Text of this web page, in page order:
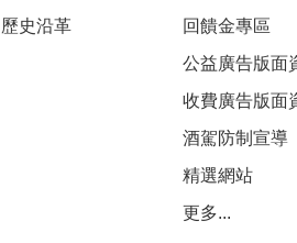
歷史沿革
回饋金專區
公益廣告版面
收費廣告版面
酒駕防制宣導
精選網站
更多...